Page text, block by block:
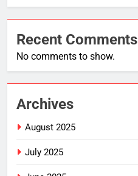
Recent Comments
No comments to show.
Archives
August 2025
July 2025